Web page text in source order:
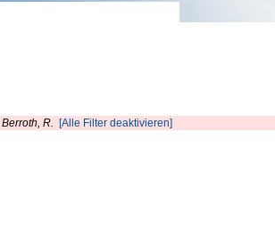
Berroth, R. [Alle Filter deaktivieren]